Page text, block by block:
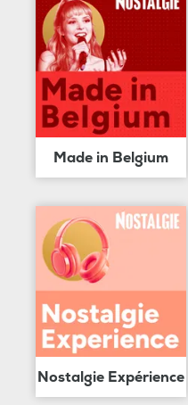
Made in Belgium
Nostalgie Expérience